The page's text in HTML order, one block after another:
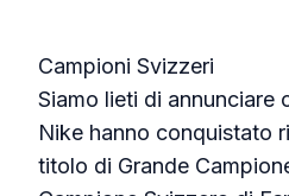
Campioni Svizzeri
Siamo lieti di annunciare
Nike hanno conquistato
titolo di Grande